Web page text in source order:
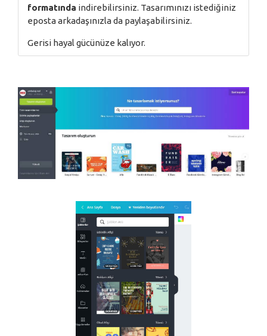
formatında indirebilirsiniz. Tasarımınızı istediğiniz
eposta arkadaşınızla da paylaşabilirsiniz.
Gerisi hayal gücünüze kalıyor.